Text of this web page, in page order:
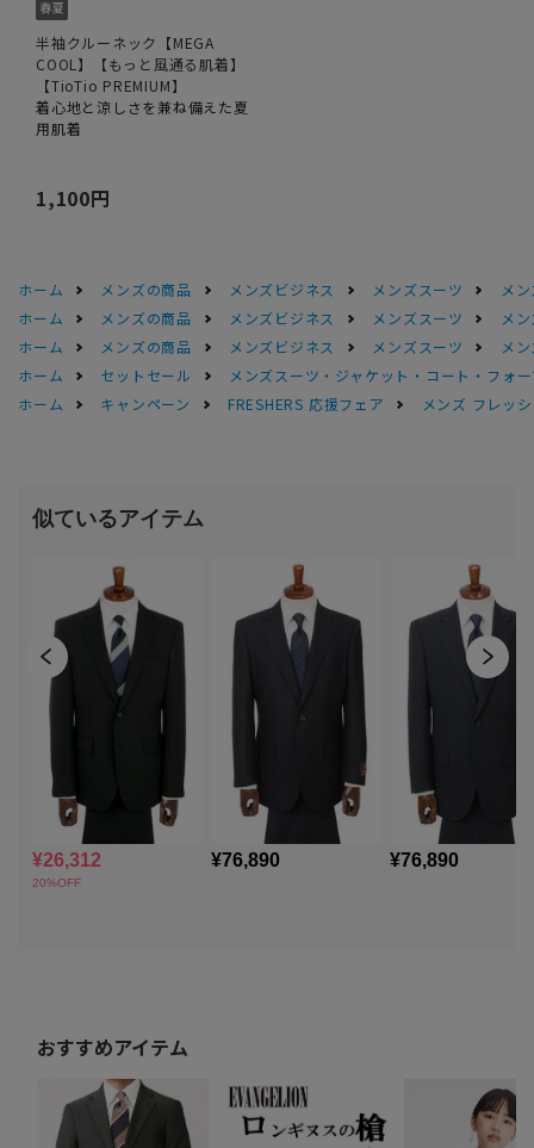
半袖クルーネック【MEGA
COOL】【もっと風通る肌着】
【TioTio PREMIUM】
着心地と涼しさを兼ね備えた夏
用肌着
1,100円
ホーム メンズの商品 メンズビジネス メンズスーツ
メ
ホーム
メンズの商品 メンズビジネス メンズスーツ
メ
ホーム
メンズの商品 メンズビジネス メンズスーツ
メ
ホーム
セットセール
メンズスーツ・ジャケット・コート・フォ
ホーム
キャンペーン FRESHERS 応援フェア メンズ フレッ